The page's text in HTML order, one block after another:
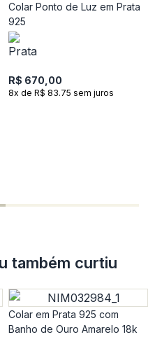
Colar Ponto de Luz em Prata
925
R$ 670,00
8x de R$ 83.75 sem juros
também curtiu
Colar em Prata 925 com
Banho de Ouro Amarelo 18k